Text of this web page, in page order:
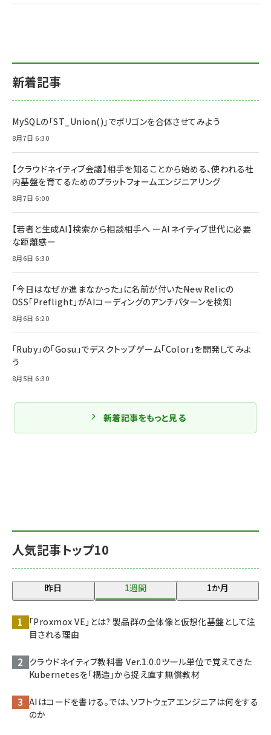
人気記事トップ10
昨日 1週間 1か月
「Proxmox VE」とは? 製品群の全体像と仮想化基盤として注
目される理由
クラウドネイティブ教科書 Ver.1.0.0――ツール単位で覚えてきた
Kubernetesを「構造」から捉え直す無償教材
AIはコードを書ける。では、ソフトウェアエンジニアは何をする
のか
新着記事
MySQLの「ST_Union()」でポリゴンを合体させてみよう
8月7日 6:30
【クラウドネイティブ会議】相手を知ることから始める、使われる社
内基盤を育てるためのプラットフォームエンジニアリング
8月7日 6:00
【若者と生成AI】検索から相談相手へ ーAIネイティブ世代に必要
な距離感ー
8月6日 6:30
「今日はなぜか進まなかった」に名前が付いた――New Relicの
OSS「Preflight」がAIコーディングのアンチパターンを検知
8月6日 6:20
「Ruby」の「Gosu」でデスクトップゲーム「Color」を開発してみよ
う
8月5日 6:30
新着記事をもっと見る